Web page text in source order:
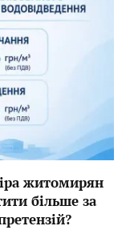
житомирян
більше за